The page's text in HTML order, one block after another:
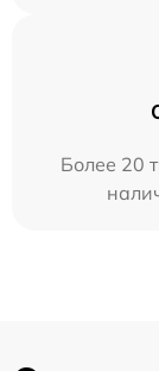
Более 20